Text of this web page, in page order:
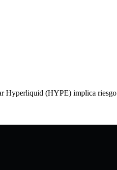
Hyperliquid (HYPE) implica riesgo